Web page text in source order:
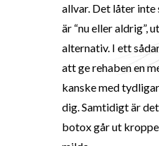
allvar. Det låter inte
är “nu eller aldrig”,
alternativ. I ett
att ge rehaben en
kanske med
dig. Samtidigt är
botox går ut